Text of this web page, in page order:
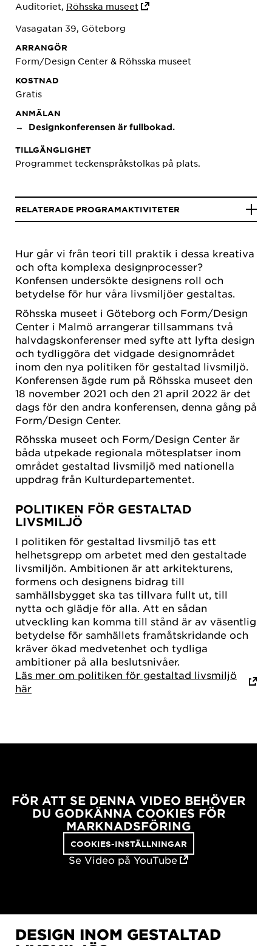
Hur går vi från teori till praktik i dessa kreativa
och ofta komplexa designprocesser?
Konfensen undersökte designens roll och
betydelse för hur våra livsmiljöer gestaltas.
Röhsska museet i Göteborg och Form/Design
Center i Malmö arrangerar tillsammans två
halvdagskonferenser med syfte att lyfta design
och tydliggöra det vidgade designområdet
inom den nya politiken för gestaltad livsmiljö.
Konferensen ägde rum på Röhsska museet den
18 november 2021 och den 21 april 2022 är det
dags för den andra konferensen, denna gång på
Form/Design Center.
Röhsska museet och Form/Design Center är
båda utpekade regionala mötesplatser inom
området gestaltad livsmiljö med nationella
uppdrag från Kulturdepartementet.
POLITIKEN FÖR GESTALTAD
LIVSMILJÖ
I politiken för gestaltad livsmiljö tas ett
helhetsgrepp om arbetet med den gestaltade
livsmiljön. Ambitionen är att arkitekturens,
formens och designens bidrag till
samhällsbygget ska tas tillvara fullt ut, till
nytta och glädje för alla. Att en sådan
utveckling kan komma till stånd är av väsentlig
betydelse för samhällets framåtskridande och
kräver ökad medvetenhet och tydliga
ambitioner på alla beslutsnivåer.
Läs mer om politiken för gestaltad livsmiljö
här
Auditoriet, Röhsska museet
Vasagatan 39, Göteborg
ARRANGÖR
Form/Design Center & Röhsska museet
KOSTNAD
Gratis
ANMÄLAN
→ Designkonferensen är fullbokad.
TILLGÄNGLIGHET
Programmet teckenspråkstolkas på plats.
RELATERADE PROGRAMAKTIVITETER
FÖR ATT SE DENNA VIDEO BEHÖVER
DU GODKÄNNA COOKIES FÖR
MARKNADSFÖRING
COOKIES-INSTÄLLNINGAR
Se Video på YouTube
DESIGN INOM GESTALTAD